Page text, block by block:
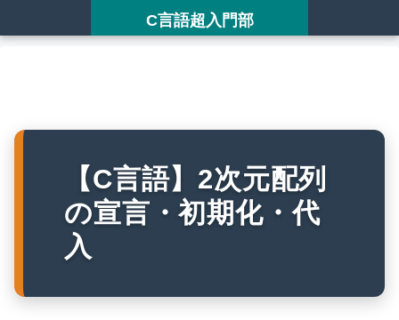
C言語超入門部
【C言語】2次元配列
の宣言・初期化・代
入